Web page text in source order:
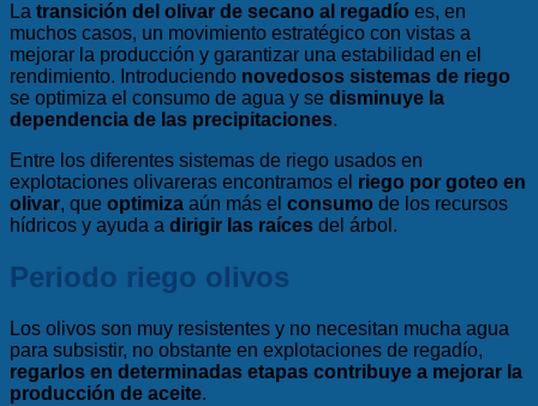
La transición del olivar de secano al regadío es, en
muchos casos, un movimiento estratégico con vistas a
mejorar la producción y garantizar una estabilidad en el
rendimiento. Introduciendo novedosos sistemas de riego
se optimiza el consumo de agua y se disminuye la
dependencia de las precipitaciones.
Entre los diferentes sistemas de riego usados en
explotaciones olivareras encontramos el riego por goteo en
olivar, que optimiza aún más el consumo de los recursos
hídricos y ayuda a dirigir las raíces del árbol.
Periodo riego olivos
Los olivos son muy resistentes y no necesitan mucha agua
para subsistir, no obstante en explotaciones de regadío,
regarlos en determinadas etapas contribuye a mejorar la
producción de aceite.